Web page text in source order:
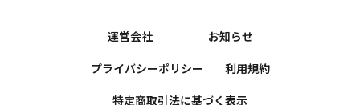
運営会社
お知らせ
プライバシーポリシー
利用規約
特定商取引法に基づく表示